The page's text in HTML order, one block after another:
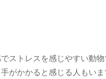
ストレスを感じやすい動
がかかると感じる人もい